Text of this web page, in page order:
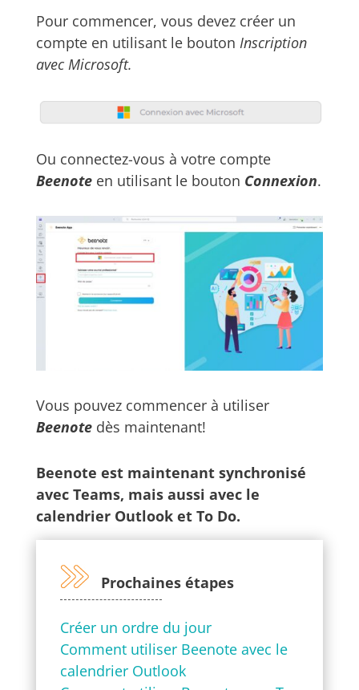
Pour commencer, vous devez créer un
compte en utilisant le bouton ​Inscription
avec Microsoft.
Ou connectez-vous à votre compte
Beenote en utilisant le bouton Connexion.
Vous pouvez commencer à utiliser
Beenote dès maintenant!
Beenote est maintenant synchronisé
avec Teams, mais aussi avec le
calendrier Outlook et To Do.
Prochaines étapes
Créer un ordre du jour
Comment utiliser Beenote avec le
calendrier Outlook